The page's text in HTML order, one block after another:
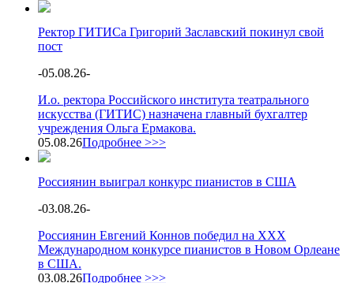
Ректор ГИТИСа Григорий Заславский покинул свой
пост
-05.08.26-
И.о. ректора Российского института театрального
искусства (ГИТИС) назначена главный бухгалтер
учреждения Ольга Ермакова.
05.08.26Подробнее >>>
Россиянин выиграл конкурс пианистов в США
-03.08.26-
Россиянин Евгений Коннов победил на XXX
Международном конкурсе пианистов в Новом Орлеане
в США.
03.08.26Подробнее >>>